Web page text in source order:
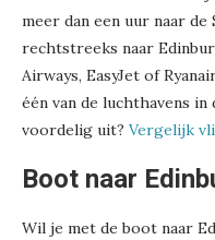
meer dan een uur naar
rechtstreeks naar
Airways, EasyJet of
één van de luchthavens
voordelig uit? Vergelijk
Boot naar
Wil je met de boot naar